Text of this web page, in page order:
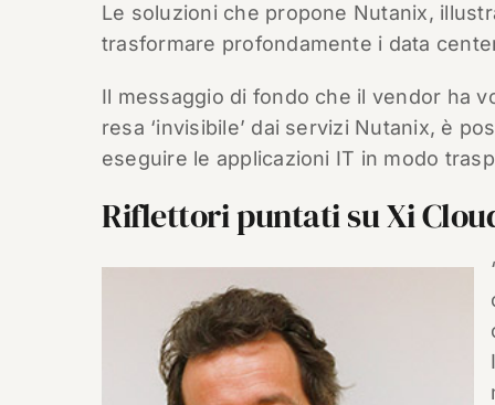
Le soluzioni che propone Nutanix,
trasformare profondamente i data
Il messaggio di fondo che il vendor ha
resa ‘invisibile’ dai servizi Nutanix, è
eseguire le applicazioni IT in modo
Riflettori puntati su Xi